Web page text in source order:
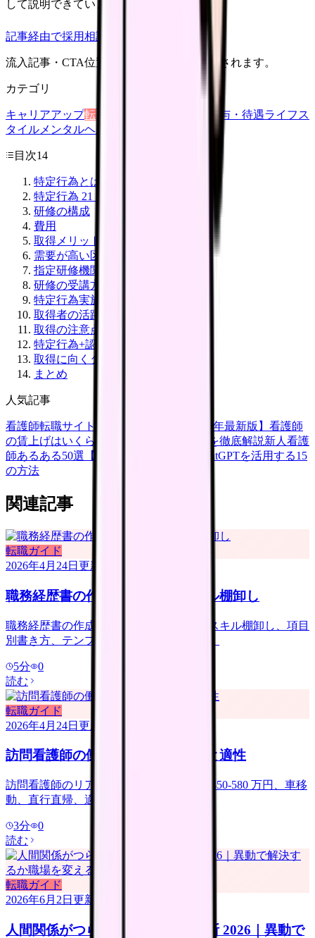
して説明できていますか？
記事経由で採用相談
流入記事・CTA位置つきで管理画面に記録されます。
カテゴリ
キャリアアップ転職ガイド 給与・待遇ライフス
タイル メンタルヘルス
目次14
特定行為とは
特定行為 21 区分 38 行為(主要)
研修の構成
費用
取得メリット 6 選
需要が高い区分
指定研修機関(主要)
研修の受講方法
特定行為実施までの流れ
取得者の活躍の場
取得の注意点
特定行為+認定看護師のダブル取得
取得に向くタイプ
まとめ
人気記事
看護師転職サイトランキングTOP5【2026年最新版】 看護師
の賃上げはいくら？2026年度の最新情報を徹底解説新人看護
師あるある50選【共感必至】
看護師がChatGPTを活用する15
の方法
関連記事
転職ガイド
2026年4月24日 更新
職務経歴書の作成｜看護師のスキル棚卸し
職務経歴書の作成完全ガイド。看護師のスキル棚卸し、項目
別書き方、テンプレート、差別化のコツ。
5分
0
読む
転職ガイド
2026年4月24日 更新
訪問看護師の働き方｜一日の流れと適性
訪問看護師のリアル。一日の流れ、年収 450-580 万円、車移
動、直行直帰、適性判断のポイント。
3分
0
読む
転職ガイド
2026年6月2日 更新
人間関係がつらい看護師の転職判断 2026｜異動で